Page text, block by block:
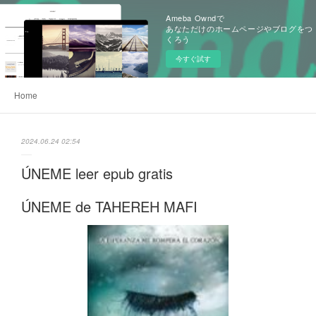
Ameba Owndで
あなただけのホームページやブログをつ
くろう
今すぐ試す
Home
2024.06.24 02:54
ÚNEME leer epub gratis
ÚNEME de TAHEREH MAFI